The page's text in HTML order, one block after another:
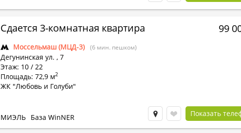
Сдается 3-комнатная квартира
Моссельмаш (МЦД-3) (6 мин. пешком)
Дегунинская ул. , 7
Этаж: 10 / 22
Площадь: 72,9 м2
ЖК "Любовь и Голуби"
99
МИЭЛЬ База WinNER Показать